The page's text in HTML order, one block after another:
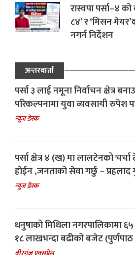
रास्वपा पर्सा–४
८४’ र ‘मिसन
नगर्न निर्देशन
अन्तरवार्ता
पर्सा ३ लाई नमूना निर्वाचन क्षेत्र
परिकल्पनामा युवा व्यवसायी रुपेश
न्यूज डेस्क
पर्सा क्षेत्र ४ (ख) मा लालटेनको चर्चा
होईन ,जनताको सेवा गर्छु – प्रहलाद
न्यूज डेस्क
धनुषाको मिथिला नगरपालिकामा
१८ लाखभन्दा बढीको बजेट
बीरगंज एक्सप्रेस